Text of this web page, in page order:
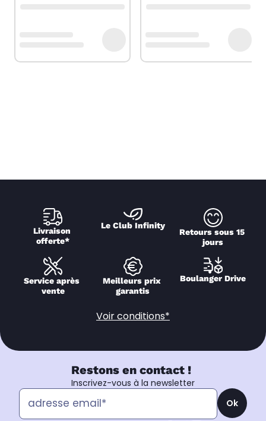
Livraison
offerte*
Le Club Infinity
Retours sous 15
jours
Service après
vente
Meilleurs prix
garantis
Boulanger Drive
Voir conditions*
Restons en contact !
Inscrivez-vous à la newsletter
Ok